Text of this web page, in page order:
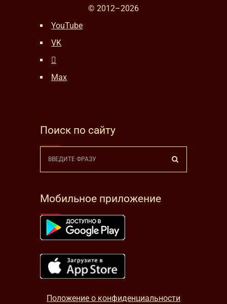
© 2012–2026
YouTube
VK
Max
Поиск по сайту
Мобильное приложение
Положение о конфиденциальности